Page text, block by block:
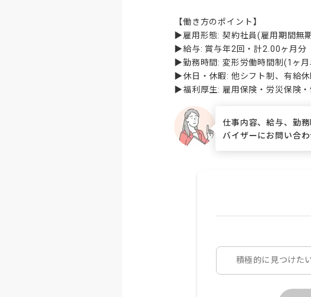
【働き方のポイント】
▶雇用形態: 契約社員(雇用期間無
▶給与: 賞与年2回・計2.00ヶ月分
▶勤務時間: 変形労働時間制(1ヶ
▶休日・休暇: 他シフト制、有給休
▶福利厚生: 雇用保険・労災保険
仕事内容、給与、勤
バイザーにお問い合わ
積極的に見つけた